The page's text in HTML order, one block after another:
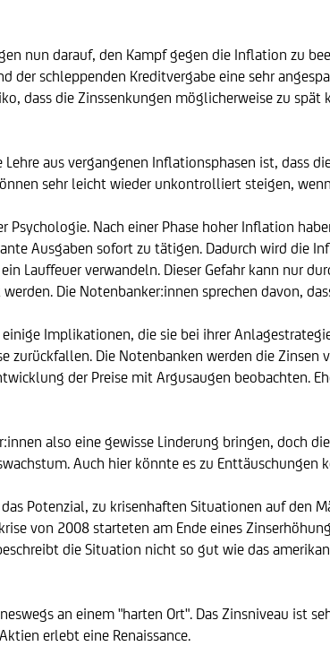
nun darauf, den Kampf gegen die Inflation zu
schleppenden Kreditvergabe eine sehr
dass die Zinssenkungen möglicherweise zu
Lehre aus vergangenen Inflationsphasen ist, dass
sehr leicht wieder unkontrolliert steigen,
Psychologie. Nach einer Phase hoher Inflation
Ausgaben sofort zu tätigen. Dadurch wird die
Lauffeuer verwandeln. Dieser Gefahr kann nur
Die Notenbanker:innen sprechen davon,
Implikationen, die sie bei ihrer
zurückfallen. Die Notenbanken werden die Zinsen
der Preise mit Argusaugen beobachten.
also eine gewisse Linderung bringen, doch
Auch hier könnte es zu Enttäuschungen
Potenzial, zu krisenhaften Situationen auf den
von 2008 starteten am Ende eines
die Situation nicht so gut wie das
an einem "harten Ort". Das Zinsniveau ist
erlebt eine Renaissance.